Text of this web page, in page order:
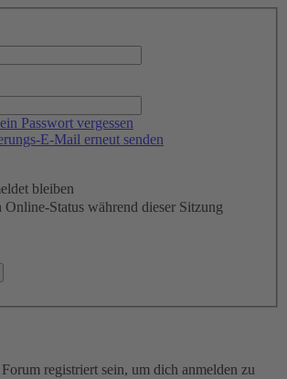
Passwort vergessen
E-Mail erneut senden
bleiben
Online-Status während dieser Sitzung
registriert sein, um dich anmelden zu